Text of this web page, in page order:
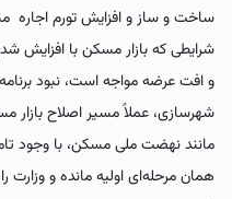
ساخت و ساز و افزایش تورم اجاره
شرایطی که بازار مسکن با افزایش
و افت عرضه مواجه است، نبود
شهرسازی، عملاً مسیر اصلاح
مانند نهضت ملی مسکن، با وجود
همان مرحله‌ای اولیه مانده و